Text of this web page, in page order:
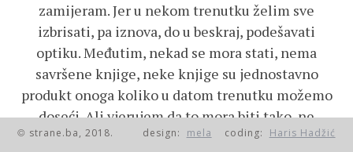
zamijeram. Jer u nekom trenutku želim sve
izbrisati, pa iznova, do u beskraj, podešavati
optiku. Međutim, nekad se mora stati, nema
savršene knjige, neke knjige su jednostavno
produkt onoga koliko u datom trenutku možemo
doseći. Ali vjerujem da to mora biti tako, ne
sporim da neki ljudi pišu s lakoćom i punim
© strane.ba, 2018. design: mela coding: Haris Hadžić